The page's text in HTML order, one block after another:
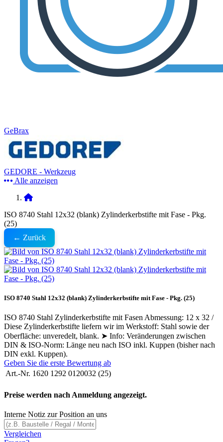
GeBrax
GEDORE - Werkzeug
Alle anzeigen
ISO 8740 Stahl 12x32 (blank) Zylinderkerbstifte mit Fase - Pkg.
(25)
← Zurück
ISO 8740 Stahl 12x32 (blank) Zylinderkerbstifte mit Fase - Pkg. (25)
ISO 8740 Stahl Zylinderkerbstifte mit Fasen Abmessung: 12 x 32 /
Diese Zylinderkerbstifte liefern wir im Werkstoff: Stahl sowie der
Oberfläche: unveredelt, blank. ➤ Info: Veränderungen zwischen
DIN & ISO-Norm: Länge neu nach ISO inkl. Kuppen (bisher nach
DIN exkl. Kuppen).
Geben Sie die erste Bewertung ab
Art.-Nr. 1620 1292 0120032 (25)
Preise werden nach Anmeldung angezeigt.
Interne Notiz zur Position an uns
Vergleichen